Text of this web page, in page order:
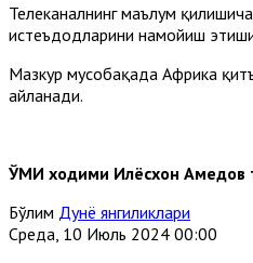
Телеканалнинг маълум
истеъдодларини намойиш
Мазкур мусобақада Aфрика
айланади.
ЎМИ ходими Илёсхон Аҳмедов
Бўлим Дунё янгиликлари
Среда, 10 Июль 2024 00:00